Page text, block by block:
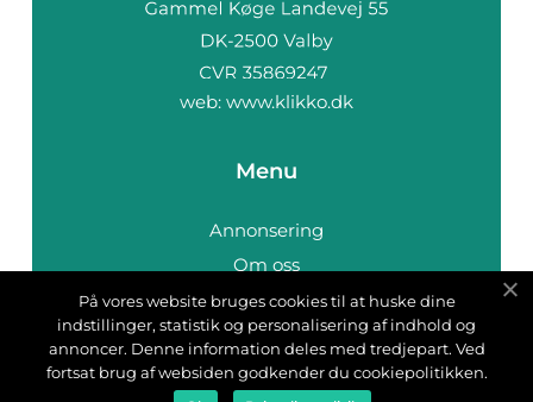
web: www.klikko.dk
Menu
Annonsering
Om oss
Cookies
Kontakta oss
Sitemap
På vores website bruges cookies til at huske dine
indstillinger, statistik og personalisering af indhold og
annoncer. Denne information deles med tredjepart. Ved
fortsat brug af websiden godkender du cookiepolitikken.